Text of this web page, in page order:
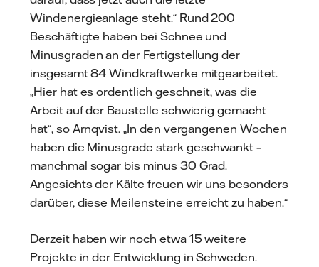
Windenergieanlage steht.“ Rund 200
Beschäftigte haben bei Schnee und
Minusgraden an der Fertigstellung der
insgesamt 84 Windkraftwerke mitgearbeitet.
„Hier hat es ordentlich geschneit, was die
Arbeit auf der Baustelle schwierig gemacht
hat“, so Arnqvist. „In den vergangenen Wochen
haben die Minusgrade stark geschwankt –
manchmal sogar bis minus 30 Grad.
Angesichts der Kälte freuen wir uns besonders
darüber, diese Meilensteine erreicht zu haben.“
Derzeit haben wir noch etwa 15 weitere
Projekte in der Entwicklung in Schweden.